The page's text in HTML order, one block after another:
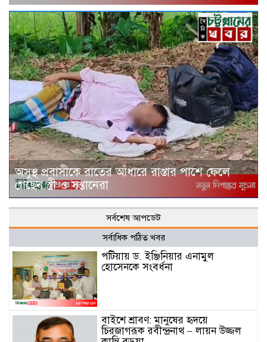
অসুস্থ প্রবাসীকে রাতের আঁধারে রাস্তার পাশে ফেলে
গেছেন স্ত্রী ও সন্তানেরা
সর্বশেষ আপডেট
সর্বাধিক পঠিত খবর
পটিয়ায় ড. ইঞ্জিনিয়ার এনামুল
হোসেনকে সংবর্ধনা
বাইশে শ্রাবণ: মানুষের হৃদয়ে
চিরজাগরূক রবীন্দ্রনাথ – লায়ন উজ্জল